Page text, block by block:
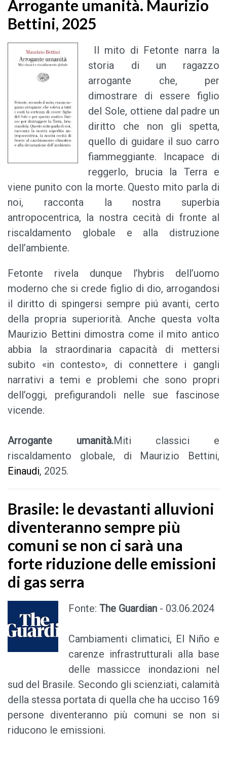
Arrogante umanità. Maurizio
Bettini, 2025
Il mito di Fetonte narra la
storia di un ragazzo
arrogante che, per
dimostrare di essere figlio
del Sole, ottiene dal padre un
diritto che non gli spetta,
quello di guidare il suo carro
fiammeggiante. Incapace di
reggerlo, brucia la Terra e
viene punito con la morte. Questo mito parla di
noi, racconta la nostra superbia
antropocentrica, la nostra cecità di fronte al
riscaldamento globale e alla distruzione
dell’ambiente.
Fetonte rivela dunque l’hybris dell’uomo
moderno che si crede figlio di dio, arrogandosi
il diritto di spingersi sempre piú avanti, certo
della propria superiorità. Anche questa volta
Maurizio Bettini dimostra come il mito antico
abbia la straordinaria capacità di mettersi
subito «in contesto», di connettere i gangli
narrativi a temi e problemi che sono propri
dell’oggi, prefigurandoli nelle sue fascinose
vicende.
Arrogante umanità.Miti classici e
riscaldamento globale, di Maurizio Bettini,
Einaudi, 2025.
Brasile: le devastanti alluvioni
diventeranno sempre più
comuni se non ci sarà una
forte riduzione delle emissioni
di gas serra
Fonte: The Guardian - 03.06.2024
Cambiamenti climatici, El Niño e
carenze infrastrutturali alla base
delle massicce inondazioni nel
sud del Brasile. Secondo gli scienziati, calamità
della stessa portata di quella che ha ucciso 169
persone diventeranno più comuni se non si
riducono le emissioni.